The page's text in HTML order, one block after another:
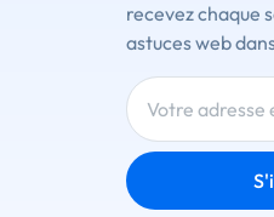
recevez chaque
astuces web